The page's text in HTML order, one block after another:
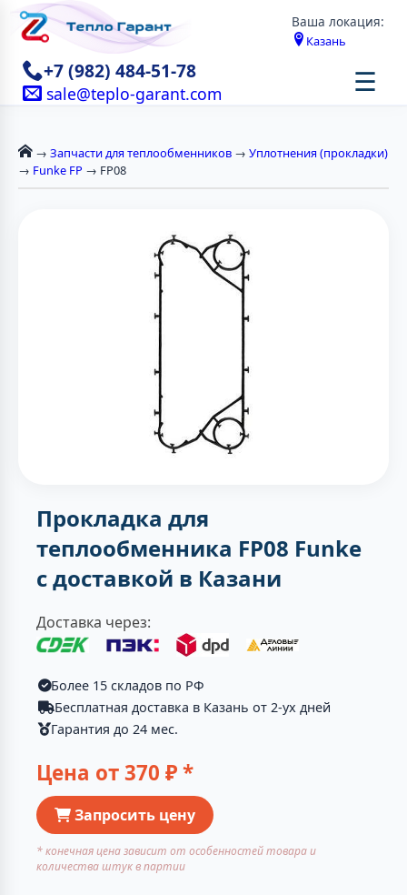
Ваша локация:
Казань
+7 (982) 484-51-78
sale@teplo-garant.com ☰
→ Запчасти для теплообменников → Уплотнения (прокладки)
→ Funke FP → FP08
Прокладка для
теплообменника FP08 Funke
с доставкой в Казани
Доставка через:
Более 15 складов по РФ
Бесплатная доставка в Казань от 2-ух дней
Гарантия до 24 мес.
Цена от370 ₽ *
Запросить цену
* конечная цена зависит от особенностей товара и
количества штук в партии